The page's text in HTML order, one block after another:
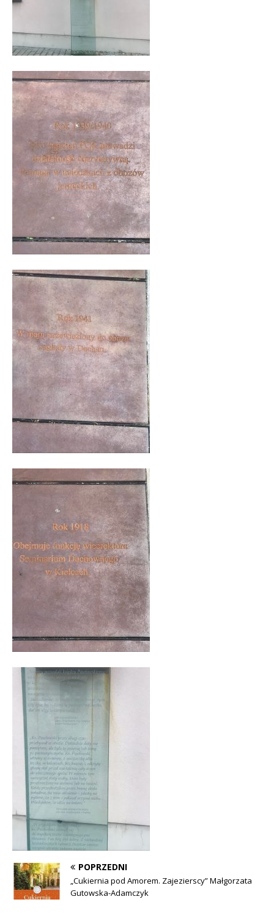
POPRZEDNI
„Cukiernia pod Amorem. Zajezierscy” Małgorzata
Gutowska-Adamczyk